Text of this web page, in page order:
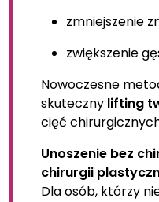
zmniejszenie
zwiększenie
Nowoczesne
skuteczny lifting
cięć
Unoszenie bez
chirurgii
Dla osób, którzy